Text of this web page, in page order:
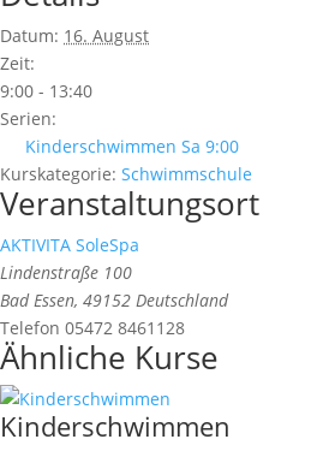
Datum: 16. August
Zeit:
9:00 - 13:40
Serien:
Kinderschwimmen Sa 9:00
Kurskategorie: Schwimmschule
Veranstaltungsort
AKTIVITA SoleSpa
Lindenstraße 100
Bad Essen, 49152 Deutschland
Telefon 05472 8461128
Ähnliche Kurse
Kinderschwimmen